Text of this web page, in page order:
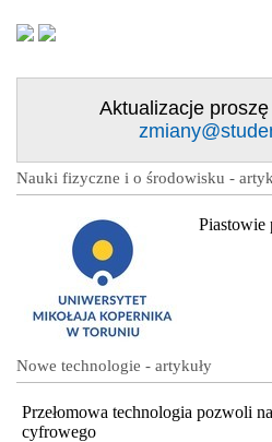
Aktualizacje proszę
Nauki fizyczne i o środowisku -
Piastowie
Nowe technologie - artykuły
Przełomowa technologia pozwoli
cyfrowego